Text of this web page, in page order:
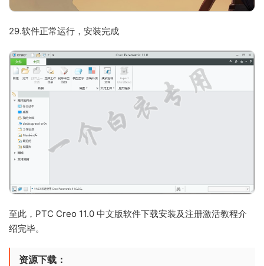
29.软件正常运行，安装完成
至此，PTC Creo 11.0 中文版软件下载安装及注册激活教程介
绍完毕。
资源下载：